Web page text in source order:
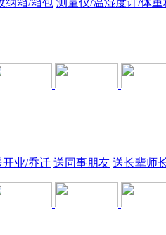
纳箱/箱包 测量仪/温湿度计/体重
开业/乔迁 送同事朋友 送长辈师